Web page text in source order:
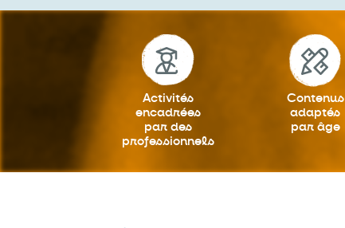
Activités
encadrées
par des
professionnels
Contenus
adaptés
par âge